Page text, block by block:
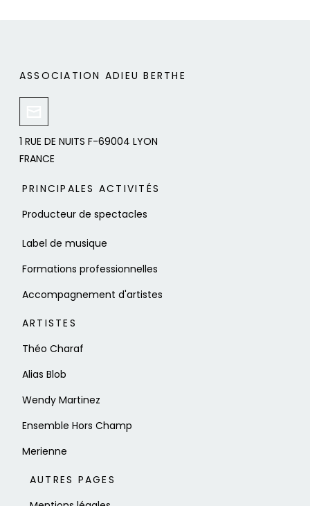
ASSOCIATION ADIEU BERTHE
1 RUE DE NUITS F-69004 LYON
FRANCE
PRINCIPALES ACTIVITÉS
Producteur de spectacles
Label de musique
Formations professionnelles
Accompagnement d'artistes
ARTISTES
Théo Charaf
Alias Blob
Wendy Martinez
Ensemble Hors Champ
Merienne
AUTRES PAGES